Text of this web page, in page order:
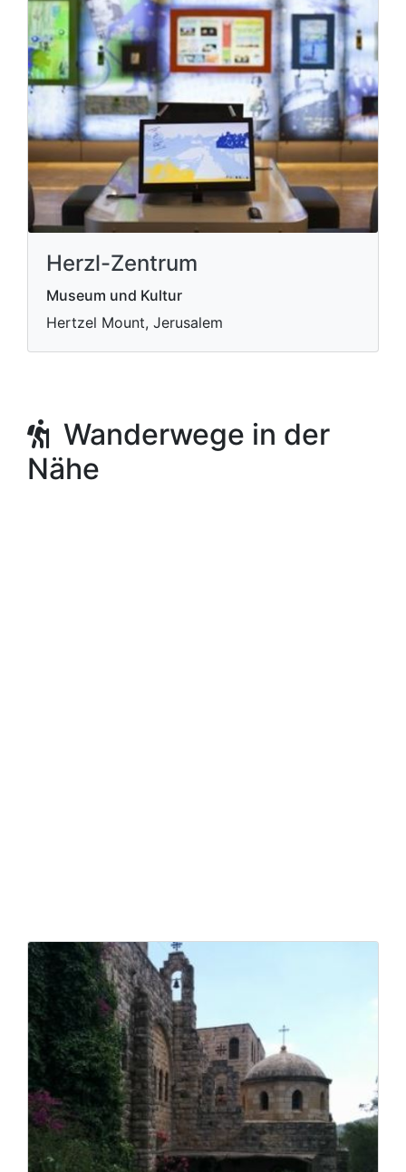
Herzl-Zentrum
Museum und Kultur
Hertzel Mount, Jerusalem
Wanderwege in der
Nähe